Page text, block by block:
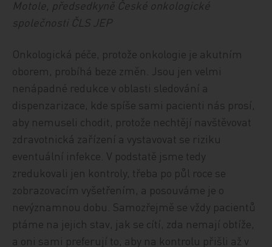
Motole, předsedkyně České onkologické
společnosti ČLS JEP
Onkologická péče, protože onkologie je akutním
oborem, probíhá beze změn. Jsou jen velmi
nenápadné redukce v oblasti sledování a
dispenzarizace, kde spíše sami pacienti nás prosí,
aby nemuseli chodit, protože nechtějí navštěvovat
zdravotnická zařízení a vystavovat se riziku
eventuální infekce. V podstatě jsme tedy
zredukovali jen kontroly, třeba po půl roce se
zobrazovacím vyšetřením, a posouváme je o
nevýznamnou dobu. Samozřejmě se vždy pacientů
ptáme na jejich stav, jak se cítí, zda nemají obtíže,
a oni sami preferují to, aby na kontrolu přišli až v